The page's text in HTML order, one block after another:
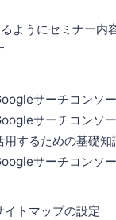
ようにセミナー内
コンソール
コンソール
めの基礎知
コンソール
プの設定